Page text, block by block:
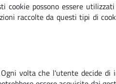
cookie possono essere
raccolte da questi tipi di
volta che l'utente decide